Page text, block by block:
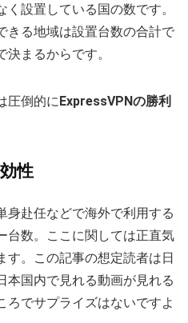
設置している国の数です。
きる地域は設置台数の合計で
まるからです。
圧倒的にExpressVPNの勝利
性
身赴任などで海外で利用する
台数。ここに関しては正直気
す。この記事の想定読者は日
本国内で見れる動画が見れる
ろでサプライズはないですよ